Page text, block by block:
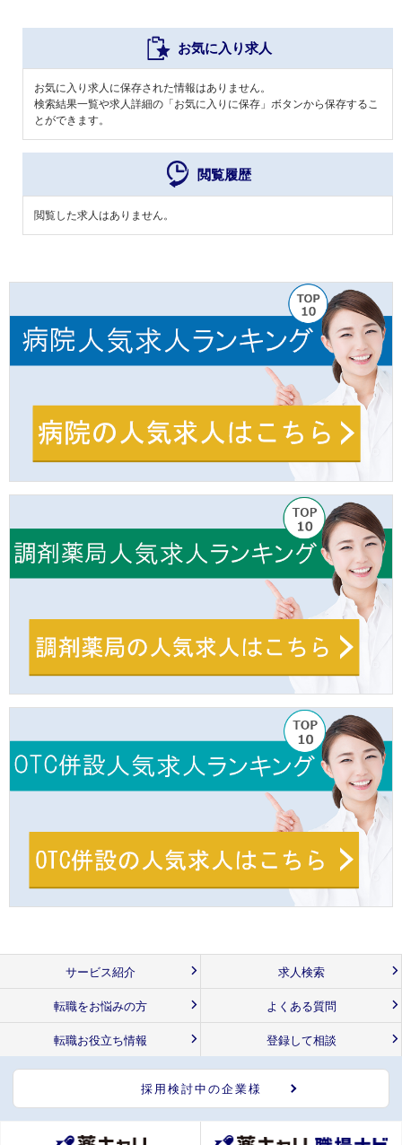
お気に入り求人
お気に入り求人に保存された情報はありません。
検索結果一覧や求人詳細の「お気に入りに保存」ボタンから保存するこ
とができます。
閲覧履歴
閲覧した求人はありません。
サービス紹介 求人検索
転職をお悩みの方 よくある質問
転職お役立ち情報 登録して相談
採用検討中の企業様